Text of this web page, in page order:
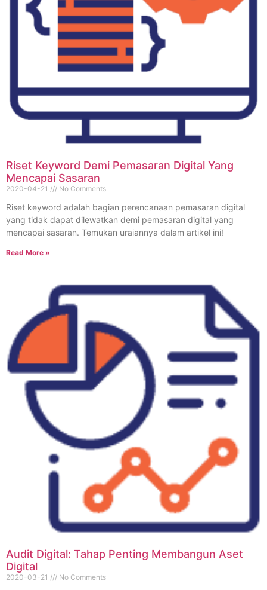
Riset Keyword Demi Pemasaran Digital Yang
Mencapai Sasaran
2020-04-21 No Comments
Riset keyword adalah bagian perencanaan pemasaran digital
yang tidak dapat dilewatkan demi pemasaran digital yang
mencapai sasaran. Temukan uraiannya dalam artikel ini!
Read More »
Audit Digital: Tahap Penting Membangun Aset
Digital
2020-03-21 No Comments